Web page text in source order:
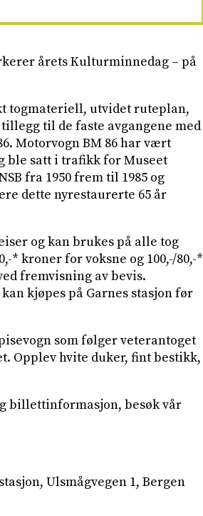
årets Kulturminnedag – på
togmateriell, utvidet ruteplan,
til de faste avgangene med
Motorvogn BM 86 har vært
ble satt i trafikk for Museet
fra 1950 frem til 1985 og
dette nyrestaurerte 65 år
og kan brukes på alle tog
* kroner for voksne og 100,-/80,-*
fremvisning av bevis.
kjøpes på Garnes stasjon før
som følger veterantoget
Opplev hvite duker, fint bestikk,
billettinformasjon, besøk vår
Ulsmågvegen 1, Bergen